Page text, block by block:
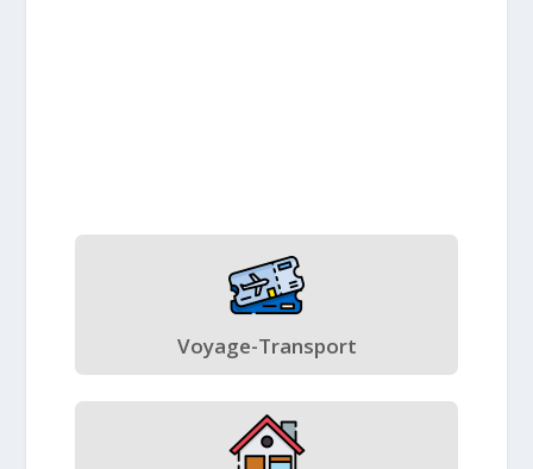
Voyage-Transport